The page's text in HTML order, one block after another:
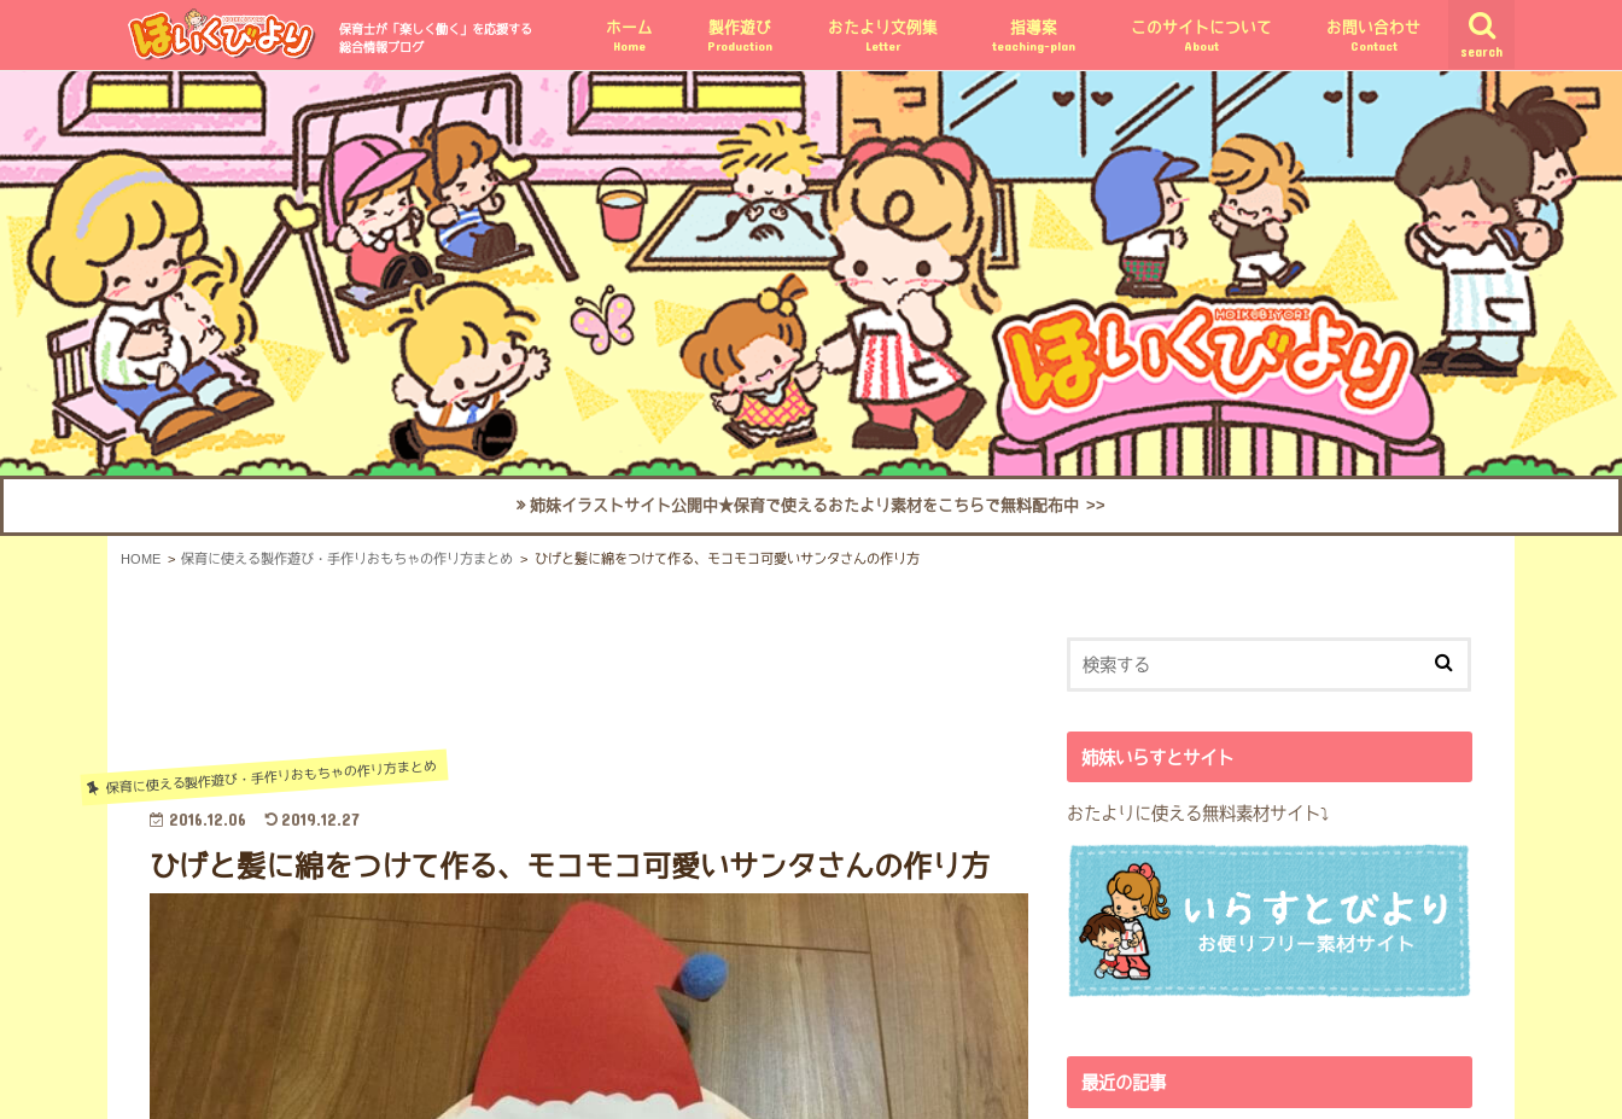
保育士が「楽しく働く」を応援する
総合情報ブログ
search
ホーム
Home
製作遊び
Production
おたより文例集
Letter
指導案
teaching-plan
このサイトについて
About
お問い合わせ
Contact
姉妹イラストサイト公開中★保育で使えるおたより素材をこちらで無料配布中 >>
HOME 保育に使える製作遊び・手作りおもちゃの作り方まとめ ひげと髪に綿をつけて作る、モコモコ可愛いサンタさんの作り方
保育に使える製作遊び・手作りおもちゃの作り方まとめ
2016.12.06 2019.12.27
ひげと髪に綿をつけて作る、モコモコ可愛いサンタさんの作り方
姉妹いらすとサイト
おたよりに使える無料素材サイト⤵︎
最近の記事